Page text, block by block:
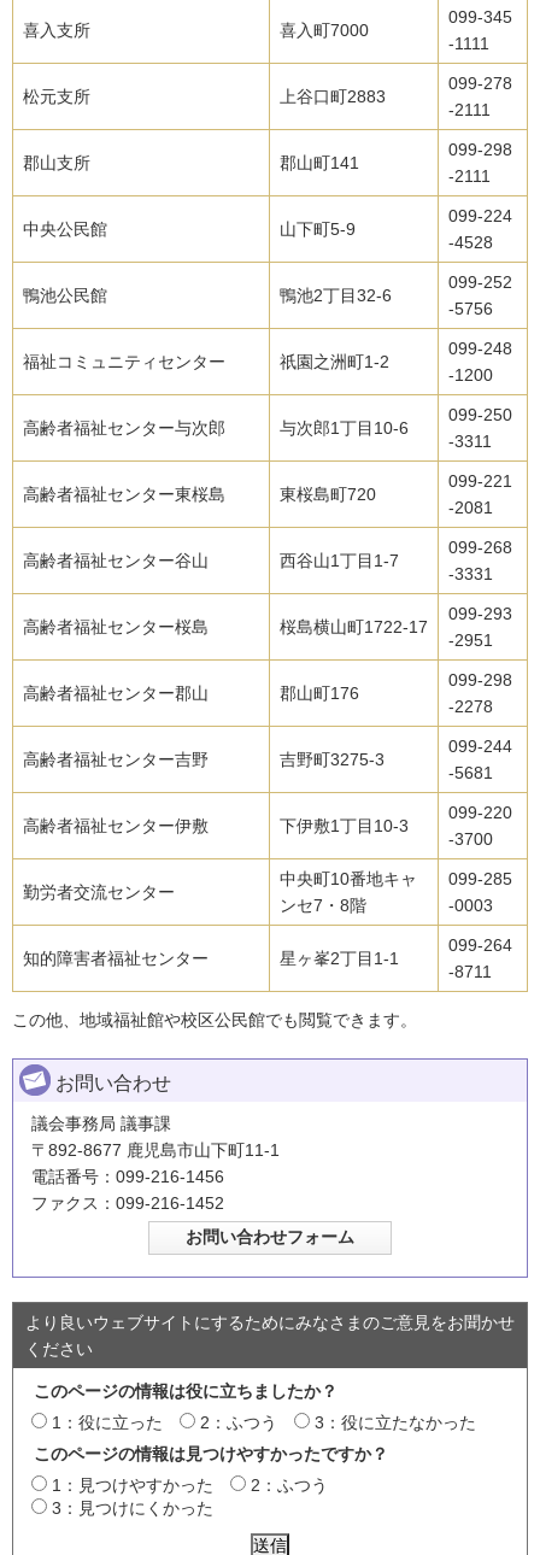
喜入支所 喜入町7000
099-345
-1111
松元支所 上谷口町2883
099-278
-2111
郡山支所 郡山町141
099-298
-2111
中央公民館 山下町5-9
099-224
-4528
鴨池公民館 鴨池2丁目32-6
099-252
-5756
福祉コミュニティセンター 祇園之洲町1-2
099-248
-1200
高齢者福祉センター与次郎 与次郎1丁目10-6
099-250
-3311
高齢者福祉センター東桜島 東桜島町720
099-221
-2081
高齢者福祉センター谷山 西谷山1丁目1-7
099-268
-3331
高齢者福祉センター桜島 桜島横山町1722-17
099-293
-2951
高齢者福祉センター郡山 郡山町176
099-298
-2278
高齢者福祉センター吉野 吉野町3275-3
099-244
-5681
高齢者福祉センター伊敷 下伊敷1丁目10-3
099-220
-3700
勤労者交流センター
中央町10番地キャ
ンセ7・8階
099-285
-0003
知的障害者福祉センター 星ヶ峯2丁目1-1
099-264
-8711
この他、地域福祉館や校区公民館でも閲覧できます。
お問い合わせ
議会事務局 議事課
〒892-8677 鹿児島市山下町11-1
電話番号：099-216-1456
ファクス：099-216-1452
より良いウェブサイトにするためにみなさまのご意見をお聞かせ
ください
このページの情報は役に立ちましたか？
1：役に立った
2：ふつう
3：役に立たなかった
このページの情報は見つけやすかったですか？
1：見つけやすかった
2：ふつう
3：見つけにくかった